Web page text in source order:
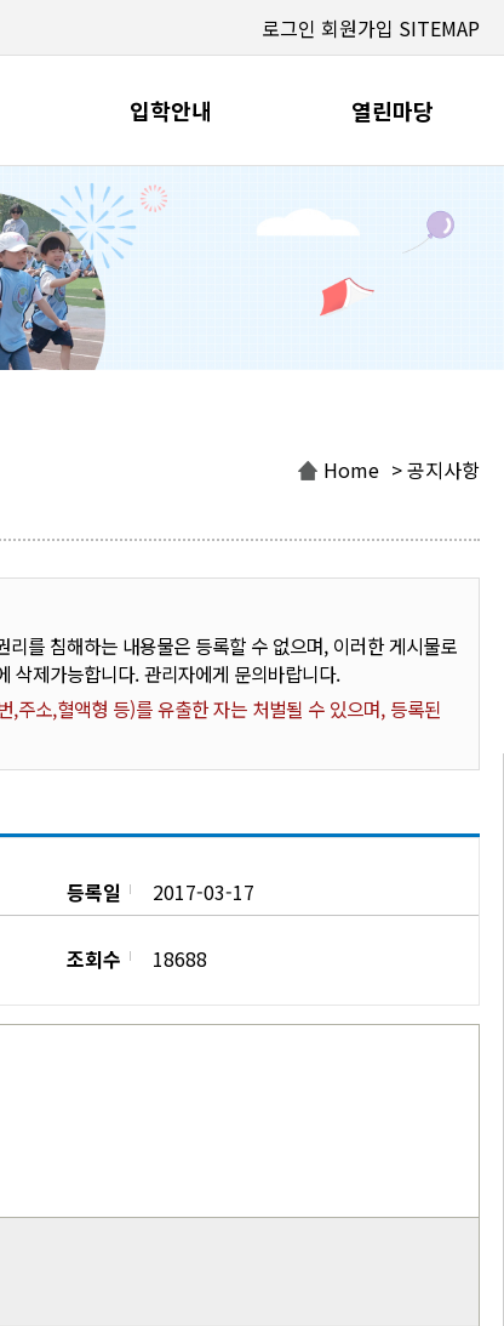
로그인 회원가입 SITEMAP
입학안내 열린마당
Home > 공지사항
를 침해하는 내용물은 등록할 수 없으며, 이러한 게시물로
삭제가능합니다. 관리자에게 문의바랍니다.
주소,혈액형 등)를 유출한 자는 처벌될 수 있으며, 등록된
등록일 2017-03-17
조회수 18688